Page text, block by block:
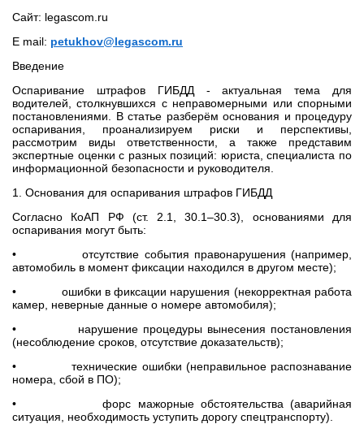
Сайт: legascom.ru
E mail: petukhov@legascom.ru
Введение
Оспаривание штрафов ГИБДД - актуальная тема для
водителей, столкнувшихся с неправомерными или спорными
постановлениями. В статье разберём основания и процедуру
оспаривания, проанализируем риски и перспективы,
рассмотрим виды ответственности, а также представим
экспертные оценки с разных позиций: юриста, специалиста по
информационной безопасности и руководителя.
1. Основания для оспаривания штрафов ГИБДД
Согласно КоАП РФ (ст. 2.1, 30.1–30.3), основаниями для
оспаривания могут быть:
• отсутствие события правонарушения (например,
автомобиль в момент фиксации находился в другом месте);
• ошибки в фиксации нарушения (некорректная работа
камер, неверные данные о номере автомобиля);
• нарушение процедуры вынесения постановления
(несоблюдение сроков, отсутствие доказательств);
• технические ошибки (неправильное распознавание
номера, сбой в ПО);
• форс мажорные обстоятельства (аварийная
ситуация, необходимость уступить дорогу спецтранспорту).